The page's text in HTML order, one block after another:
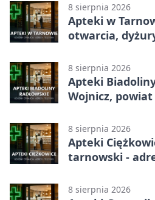
8 sierpnia 2026
Apteki w
otwarcia,
8 sierpnia 2026
Apteki
Wojnicz,
8 sierpnia 2026
Apteki
tarnowski -
8 sierpnia 2026